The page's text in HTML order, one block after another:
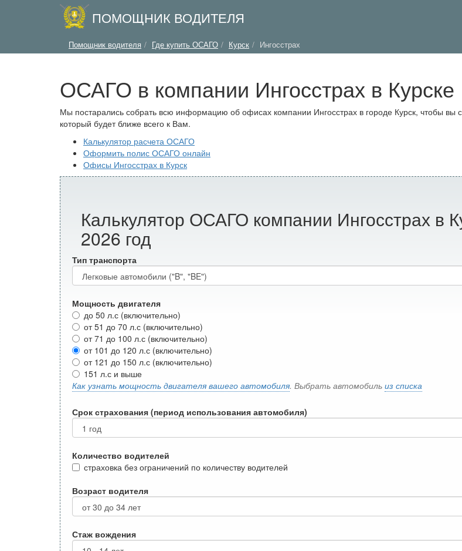
ПОМОЩНИК ВОДИТЕЛЯ
Помощник водителя Где купить ОСАГО Курск Ингосстрах
ОСАГО в компании Ингосстрах в Курске
Мы постарались собрать всю информацию об офисах компании Ингосстрах в городе Курск, чтобы вы
который будет ближе всего к Вам.
Калькулятор расчета ОСАГО
Оформить полис ОСАГО онлайн
Офисы Ингосстрах в Курск
Калькулятор ОСАГО компании Ингосстрах в
2026 год
Тип транспорта
Мощность двигателя
до 50 л.с (включительно)
от 51 до 70 л.с (включительно)
от 71 до 100 л.с (включительно)
от 101 до 120 л.с (включительно)
от 121 до 150 л.с (включительно)
151 л.с и выше
Как узнать мощность двигателя вашего автомобиля. Выбрать автомобиль из списка
Срок страхования (период использования автомобиля)
Количество водителей
страховка без ограничений по количеству водителей
Возраст водителя
Стаж вождения